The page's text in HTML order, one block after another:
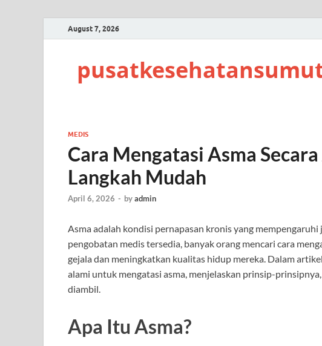
August 7, 2026
MEDIS
Cara Mengatasi Asma
Langkah Mudah
April 6, 2026 - byadmin
Asma adalah kondisi pernapasan kronis yang
pengobatan medis tersedia, banyak orang mencari cara
gejala dan meningkatkan kualitas hidup mereka. Dalam
alami untuk mengatasi asma, menjelaskan prinsip-
diambil.
Apa Itu Asma?